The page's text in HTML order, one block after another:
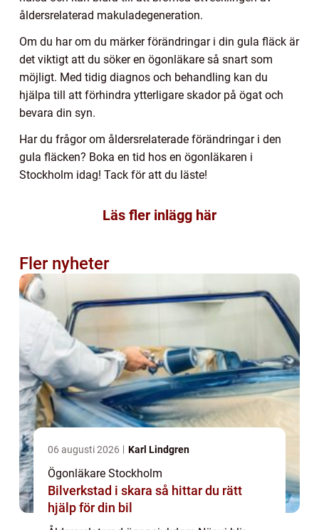
åldersrelaterad makuladegeneration.
Om du har om du märker förändringar i din gula fläck är
det viktigt att du söker en ögonläkare så snart som
möjligt. Med tidig diagnos och behandling kan du
hjälpa till att förhindra ytterligare skador på ögat och
bevara din syn.
Har du frågor om åldersrelaterade förändringar i den
gula fläcken? Boka en tid hos en ögonläkaren i
Stockholm idag! Tack för att du läste!
Läs fler inlägg här
Fler nyheter
06 augusti 2026 Karl Lindgren
Ögonläkare Stockholm
Bilverkstad i skara så hittar du rätt
hjälp för din bil